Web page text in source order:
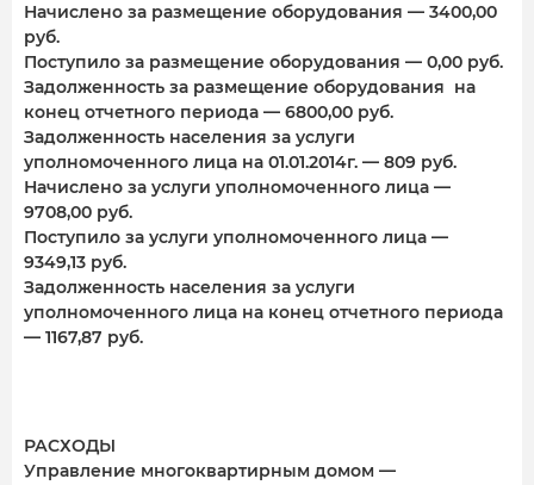
Начислено за размещение оборудования — 3400,00
руб.
Поступило за размещение оборудования — 0,00 руб.
Задолженность за размещение оборудования на
конец отчетного периода — 6800,00 руб.
Задолженность населения за услуги
уполномоченного лица на 01.01.2014г. — 809 руб.
Начислено за услуги уполномоченного лица —
9708,00 руб.
Поступило за услуги уполномоченного лица —
9349,13 руб.
Задолженность населения за услуги
уполномоченного лица на конец отчетного периода
— 1167,87 руб.
РАСХОДЫ
Управление многоквартирным домом —